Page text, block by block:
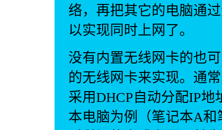
络，再把其它的电脑通
以实现同时上网了。
没有内置无线网卡的也
的无线网卡来实现。通
采用DHCP自动分配IP
本电脑为例（笔记本A